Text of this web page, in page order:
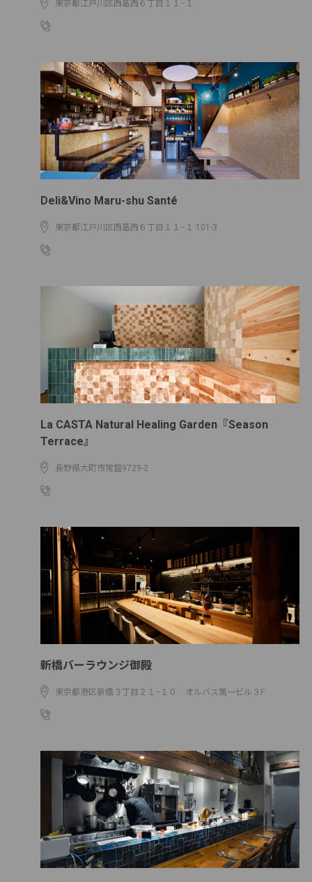
東京都江戸川区西葛西６丁目１１−１
Deli&Vino Maru-shu Santé
東京都江戸川区西葛西６丁目１１−１ 101-3
La CASTA Natural Healing Garden『Season
Terrace』
長野県大町市常盤9729-2
新橋バーラウンジ御殿
東京都港区新橋３丁目２１−１０ オルバス第一ビル３F